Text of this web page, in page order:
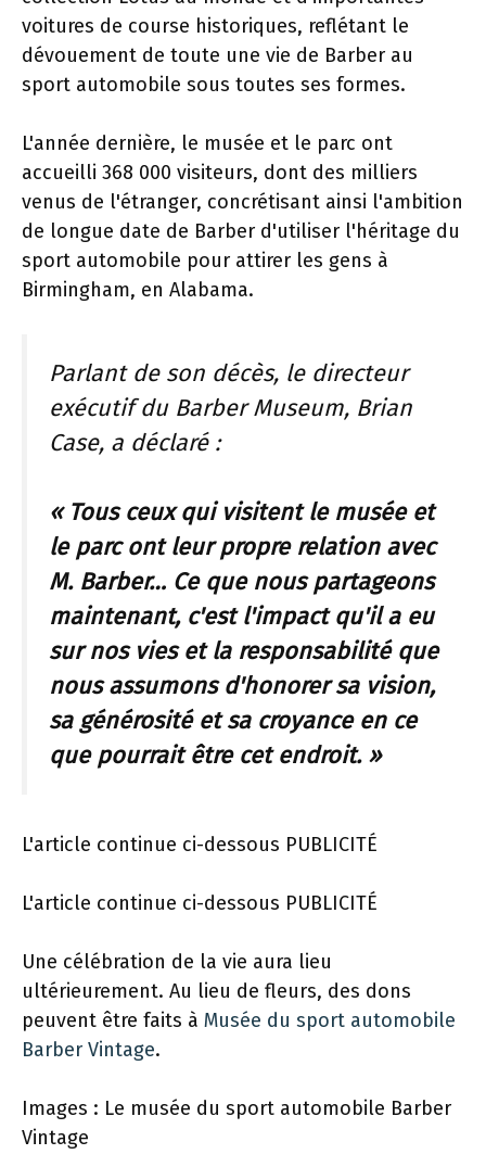
voitures de course historiques, reflétant le
dévouement de toute une vie de Barber au
sport automobile sous toutes ses formes.
L'année dernière, le musée et le parc ont
accueilli 368 000 visiteurs, dont des milliers
venus de l'étranger, concrétisant ainsi l'ambition
de longue date de Barber d'utiliser l'héritage du
sport automobile pour attirer les gens à
Birmingham, en Alabama.
Parlant de son décès, le directeur
exécutif du Barber Museum, Brian
Case, a déclaré :
« Tous ceux qui visitent le musée et
le parc ont leur propre relation avec
M. Barber… Ce que nous partageons
maintenant, c'est l'impact qu'il a eu
sur nos vies et la responsabilité que
nous assumons d'honorer sa vision,
sa générosité et sa croyance en ce
que pourrait être cet endroit. »
L'article continue ci-dessous PUBLICITÉ
L'article continue ci-dessous PUBLICITÉ
Une célébration de la vie aura lieu
ultérieurement. Au lieu de fleurs, des dons
peuvent être faits à Musée du sport automobile
Barber Vintage.
Images : Le musée du sport automobile Barber
Vintage